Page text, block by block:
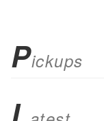
Pickups